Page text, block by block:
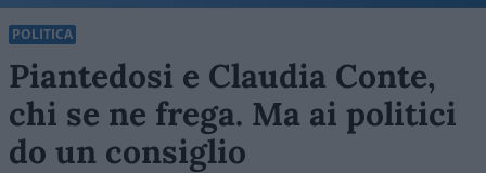
POLITICA
Piantedosi e Claudia Conte,
chi se ne frega. Ma ai politici
do un consiglio